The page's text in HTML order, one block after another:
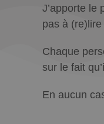
J’apporte le
pas à
Chaque
sur le fait
En aucun